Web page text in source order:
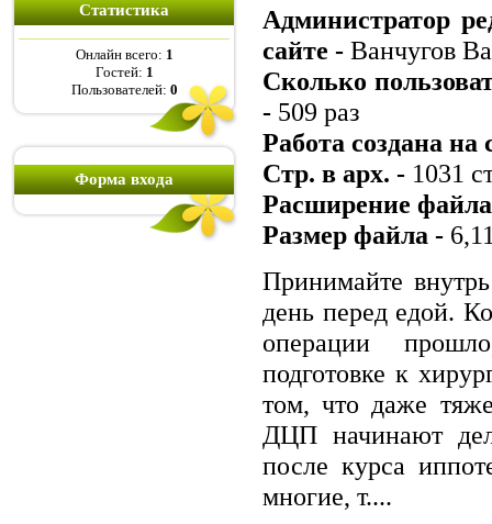
Статистика
Онлайн всего: 1
Гостей: 1
Пользователей: 0
Форма входа
Администратор
сайте - Ванчугов
Сколько
- 509 раз
Работа создана на
Стр. в арх. - 1031
Расширение
Размер файла -
Принимайте
день перед едой.
операции
подготовке к
том, что даже
ДЦП начинают
после курса
многие, т....